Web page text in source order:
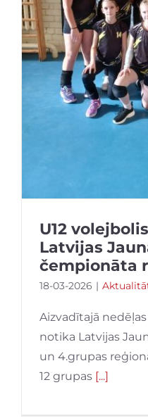
U12
Latvijas
čempionāta
18-03-2026 |
Aizvadītajā
notika Latvijas
un 4.grupas
12 grupas [...]